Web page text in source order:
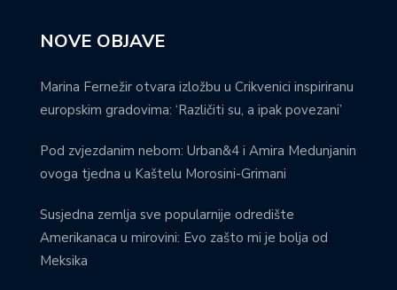
NOVE OBJAVE
Marina Fernežir otvara izložbu u Crikvenici inspiriranu
europskim gradovima: ‘Različiti su, a ipak povezani’
Pod zvjezdanim nebom: Urban&4 i Amira Medunjanin
ovoga tjedna u Kaštelu Morosini-Grimani
Susjedna zemlja sve popularnije odredište
Amerikanaca u mirovini: Evo zašto mi je bolja od
Meksika